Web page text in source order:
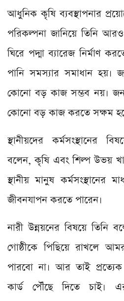
আধুনিক কৃষি ব্যবস্থাপনার
পরিকল্পনা জানিয়ে তিনি
ঘিরে পদ্মা ব্যারেজ নির্মাণ
পানি সমস্যার সমাধান হয়।
কোনো বড় কাজ সম্ভব নয়।
কোনো বড় কাজ করতে সক্ষম
স্থানীয়দের কর্মসংস্থানের
বলেন, কৃষি এবং শিল্প উভয়
স্থানীয় মানুষ কর্মসংস্থানের
জীবনযাপন করতে পারেন।
নারী উন্নয়নের বিষয়ে তিনি
গোষ্ঠীকে পিছিয়ে রাখলে
পারবো না। আর তাই প্রত্যেক
কার্ড পৌঁছে দিতে চাই।